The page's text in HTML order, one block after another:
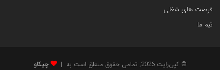
فرصت های شغلی
تیم ما
© کپی‌رایت 2026, تمامی حقوق متعلق است به | چیکاو